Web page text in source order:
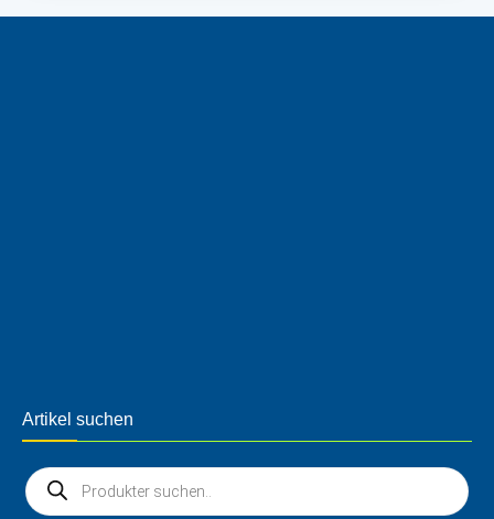
Artikel suchen